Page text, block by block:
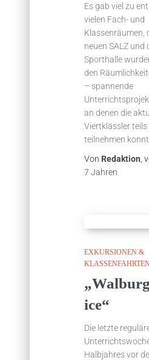
Es gab viel zu
vielen Fach- und
Klassenräumen,
neuen SALZ und
Sporthalle
den
– spannende
an denen die
Viertklässler
teilnehmen
Von Redaktion ,
7 Jahren
EXKURSIONEN &
ice“
Die letzte
Halbjahres vor